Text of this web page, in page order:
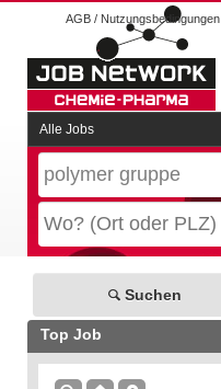
AGB / Nutzungsbedingungen
Alle Jobs
Suchen
Top Job